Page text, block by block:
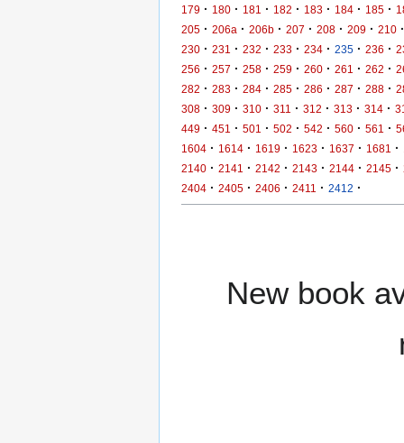
179 · 180 · 181 · 182 · 183 · 184 · 185 ·
205 · 206a · 206b · 207 · 208 · 209 · 210 ·
230 · 231 · 232 · 233 · 234 · 235 · 236 ·
256 · 257 · 258 · 259 · 260 · 261 · 262 ·
282 · 283 · 284 · 285 · 286 · 287 · 288 ·
308 · 309 · 310 · 311 · 312 · 313 · 314 ·
449 · 451 · 501 · 502 · 542 · 560 · 561 ·
1604 · 1614 · 1619 · 1623 · 1637 · 1681 ·
2140 · 2141 · 2142 · 2143 · 2144 · 2145 ·
2404 · 2405 · 2406 · 2411 · 2412 ·
New book